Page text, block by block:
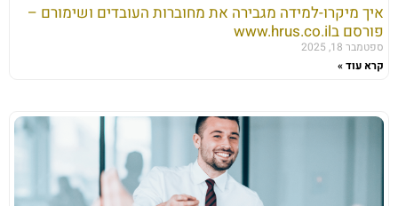
איך מיקרו-למידה מגבירה את מחוברות העובדים ושימורם –
פורסם בwww.hrus.co.il
ספטמבר 18, 2025
קרא עוד »